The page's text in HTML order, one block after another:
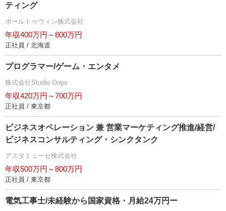
ティング
ポールトゥウィン株式会社
年収400万円～800万円
正社員 / 北海道
プログラマー/ゲーム・エンタメ
株式会社Studio Oops
年収420万円～700万円
正社員 / 東京都
ビジネスオペレーション 兼 営業マーケティング推進/経営/
ビジネスコンサルティング・シンクタンク
アスタミューゼ株式会社
年収500万円～800万円
正社員 / 東京都
電気工事士/未経験から国家資格・月給24万円ー